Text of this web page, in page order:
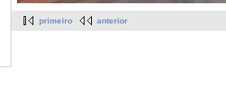
primeiro anterior